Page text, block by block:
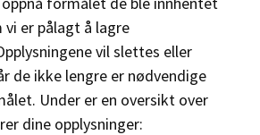
er pålagt å lagre
vil slettes eller
de ikke lengre er nødvendige
Under er en oversikt over
dine opplysninger: